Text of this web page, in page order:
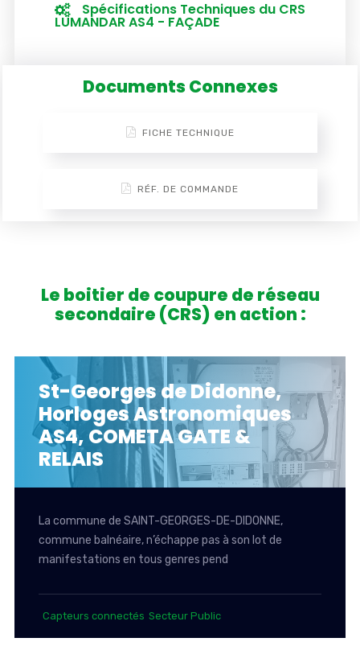
Spécifications Techniques du CRS
LUMANDAR AS4 - FAÇADE
Documents Connexes
FICHE TECHNIQUE
RÉF. DE COMMANDE
Le boitier de coupure de réseau
secondaire (CRS) en action :
St-Georges de Didonne,
Horloges Astronomiques
AS4, COMETA GATE &
RELAIS
La commune de SAINT-GEORGES-DE-DIDONNE,
commune balnéaire, n’échappe pas à son lot de
manifestations en tous genres pend
Capteurs connectés Secteur Public